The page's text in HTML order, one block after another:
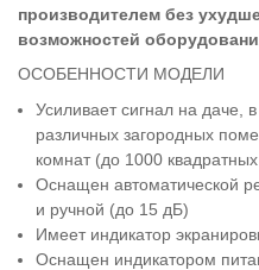
производителем без
возможностей
ОСОБЕННОСТИ МОДЕЛИ
Усиливает сигнал на даче,
различных загородных
комнат (до 1000
Оснащен автоматической
и ручной (до 15 дБ)
Имеет индикатор
Оснащен индикатором